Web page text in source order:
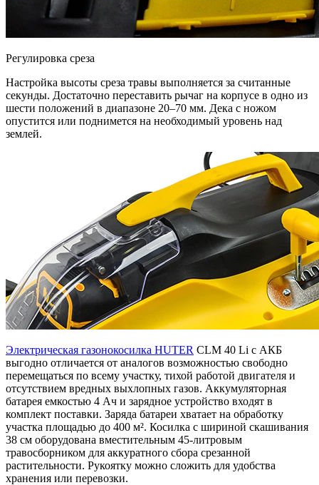
Регулировка среза
Настройка высоты среза травы выполняется за считанные
секунды. Достаточно переставить рычаг на корпусе в одно из
шести положений в диапазоне 20–70 мм. Дека с ножом
опустится или поднимется на необходимый уровень над
землей.
Электрическая газонокосилка HUTER CLM 40 Li с АКБ
выгодно отличается от аналогов возможностью свободно
перемещаться по всему участку, тихой работой двигателя и
отсутствием вредных выхлопных газов. Аккумуляторная
батарея емкостью 4 Ач и зарядное устройство входят в
комплект поставки. Заряда батареи хватает на обработку
участка площадью до 400 м². Косилка с шириной скашивания
38 см оборудована вместительным 45-литровым
травосборником для аккуратного сбора срезанной
растительности. Рукоятку можно сложить для удобства
хранения или перевозки.